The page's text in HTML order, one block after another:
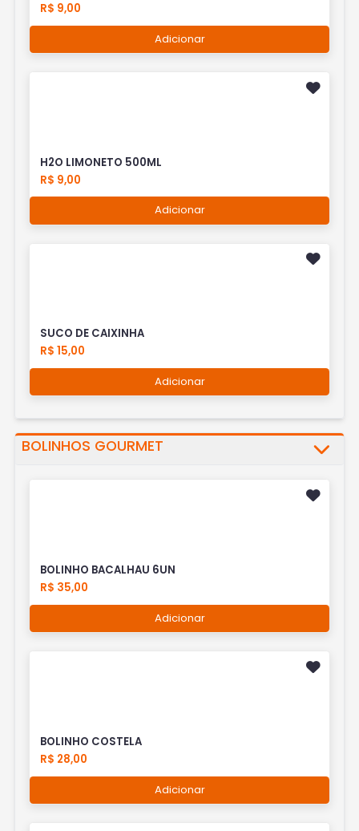
R$ 9,00
Adicionar
H2O LIMONETO 500ML
R$ 9,00
Adicionar
SUCO DE CAIXINHA
R$ 15,00
Adicionar
BOLINHOS GOURMET
BOLINHO BACALHAU 6UN
R$ 35,00
Adicionar
BOLINHO COSTELA
R$ 28,00
Adicionar